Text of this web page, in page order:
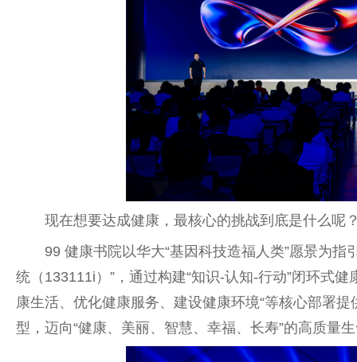
现在想要达成健康，最核心的挑战到底是什么呢
99 健康书院以华大“基因科技造福人类”愿景为指
统（133111i）”，通过构建“知识-认知-行动”闭环式健
康生活、优化健康服务、建设健康环境“等核心部署
型，迈向“健康、美丽、智慧、幸福、长寿”的高质量